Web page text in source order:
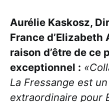
Aurélie Kaskosz,
France d’Elizabeth
raison d’être de ce
exceptionnel :
La Fressange est
extraordinaire pour